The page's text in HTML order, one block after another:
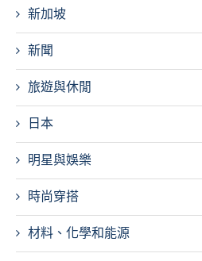
新加坡
新聞
旅遊與休閒
日本
明星與娛樂
時尚穿搭
材料、化學和能源